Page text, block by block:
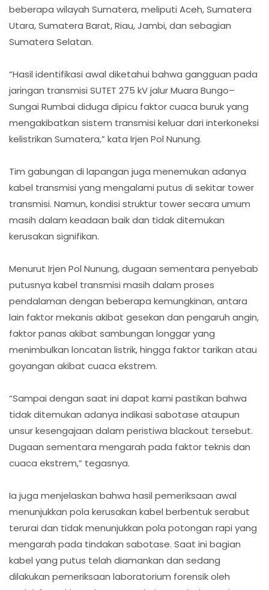
beberapa wilayah Sumatera, meliputi Aceh, Sumatera
Utara, Sumatera Barat, Riau, Jambi, dan sebagian
Sumatera Selatan.
“Hasil identifikasi awal diketahui bahwa gangguan pada
jaringan transmisi SUTET 275 kV jalur Muara Bungo–
Sungai Rumbai diduga dipicu faktor cuaca buruk yang
mengakibatkan sistem transmisi keluar dari interkoneksi
kelistrikan Sumatera,” kata Irjen Pol Nunung.
Tim gabungan di lapangan juga menemukan adanya
kabel transmisi yang mengalami putus di sekitar tower
transmisi. Namun, kondisi struktur tower secara umum
masih dalam keadaan baik dan tidak ditemukan
kerusakan signifikan.
Menurut Irjen Pol Nunung, dugaan sementara penyebab
putusnya kabel transmisi masih dalam proses
pendalaman dengan beberapa kemungkinan, antara
lain faktor mekanis akibat gesekan dan pengaruh angin,
faktor panas akibat sambungan longgar yang
menimbulkan loncatan listrik, hingga faktor tarikan atau
goyangan akibat cuaca ekstrem.
“Sampai dengan saat ini dapat kami pastikan bahwa
tidak ditemukan adanya indikasi sabotase ataupun
unsur kesengajaan dalam peristiwa blackout tersebut.
Dugaan sementara mengarah pada faktor teknis dan
cuaca ekstrem,” tegasnya.
Ia juga menjelaskan bahwa hasil pemeriksaan awal
menunjukkan pola kerusakan kabel berbentuk serabut
terurai dan tidak menunjukkan pola potongan rapi yang
mengarah pada tindakan sabotase. Saat ini bagian
kabel yang putus telah diamankan dan sedang
dilakukan pemeriksaan laboratorium forensik oleh